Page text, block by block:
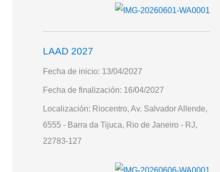
LAAD 2027
Fecha de inicio: 13/04/2027
Fecha de finalización: 16/04/2027
Localización: Riocentro, Av. Salvador Allende,
6555 - Barra da Tijuca, Rio de Janeiro - RJ,
22783-127